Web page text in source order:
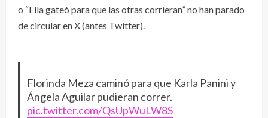
o “Ella gateó para que las otras corrieran” no han parado
de circular en X (antes Twitter).
Florinda Meza caminó para que Karla Panini y
Ángela Aguilar pudieran correr.
pic.twitter.com/QsUpWuLW8S